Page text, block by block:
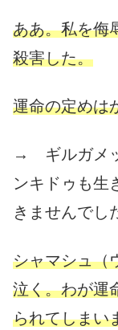
ああ。私を侮
殺害した。
運命の定めは
→ ギルガメ
ンキドゥも生
きませんでし
シャマシュ（
泣く。わが運
られてしまい